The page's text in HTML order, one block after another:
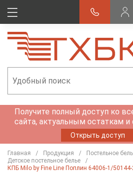
Получите полный доступ ко
сайта, актуальным остаткам и
Открыть доступ
Главная Продукция
Постельное
Детское постельное белье
КПБ Milo by Fine Line Поплин 64006-1/